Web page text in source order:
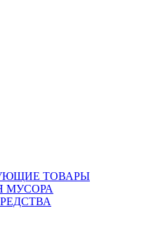
ТОВАРЫ
МУСОРА